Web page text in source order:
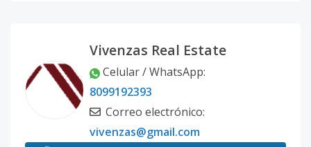
Vivenzas Real Estate
Celular / WhatsApp:
8099192393
Correo electrónico:
vivenzas@gmail.com